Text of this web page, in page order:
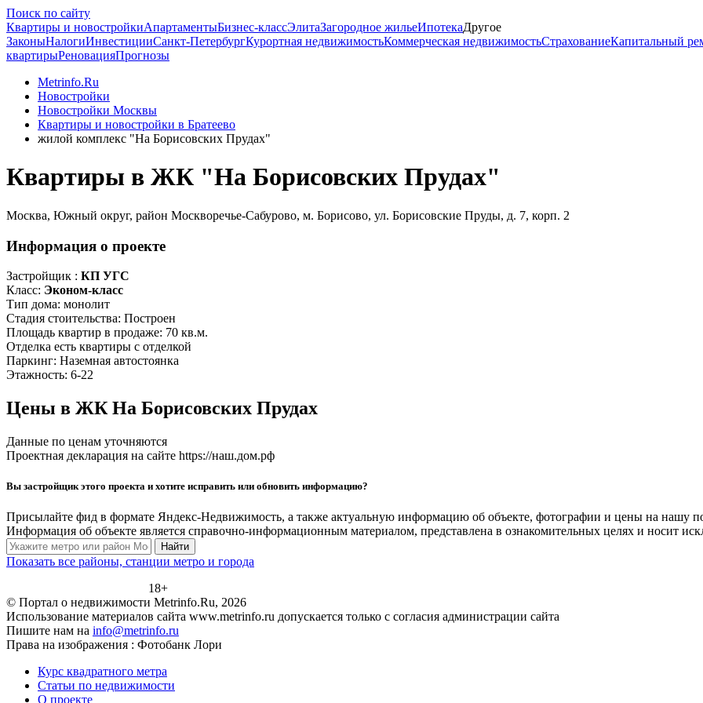
Поиск по сайту
Квартиры и новостройкиАпартаментыБизнес-классЭлитаЗагородное жильеИпотекаДругое
ЗаконыНалогиИнвестицииСанкт-ПетербургКурортная недвижимостьКоммерческая недвижимостьСтрахованиеКапитальный
квартирыРеновацияПрогнозы
Metrinfo.Ru
Новостройки
Новостройки Москвы
Квартиры и новостройки в Братеево
жилой комплекс "На Борисовских Прудах"
Квартиры в ЖК "На Борисовских Прудах"
Москва, Южный округ, район Москворечье-Сабурово, м. Борисово, ул. Борисовские Пруды, д. 7, корп. 2
Информация о проекте
Застройщик : КП УГС
Класс: Эконом-класс
Тип дома: монолит
Стадия стоительства: Построен
Площадь квартир в продаже: 70 кв.м.
Отделка есть квартиры с отделкой
Паркинг: Наземная автостоянка
Этажность: 6-22
Цены в ЖК На Борисовских Прудах
Данные по ценам уточняются
Проектная декларация на сайте https://наш.дом.рф
Вы застройщик этого проекта и хотите исправить или обновить информацию?
Присылайте фид в формате Яндекс-Недвижимость, а также актуальную информацию об объекте, фотографии и цены на нашу
Информация об объекте является справочно-информационным материалом, представлена в ознакомительных целях и носит
Найти
Показать все районы, станции метро и города
18+
© Портал о недвижимости Metrinfo.Ru, 2026
Использование материалов сайта www.metrinfo.ru допускается только с согласия администрации сайта
Пишите нам на info@metrinfo.ru
Права на изображения : Фотобанк Лори
Курс квадратного метра
Статьи по недвижимости
О проекте